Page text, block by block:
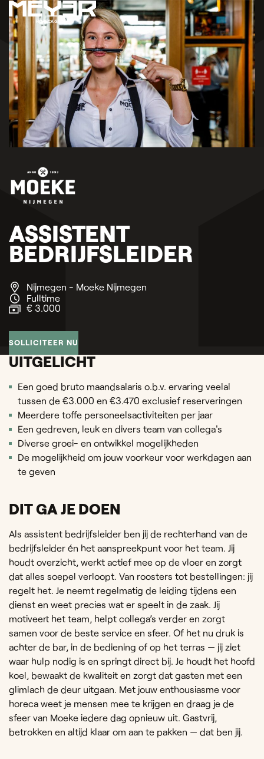
ASSISTENT
BEDRIJFSLEIDER
Nijmegen - Moeke Nijmegen
Fulltime
€ 3.000
SOLLICITEER NU
UITGELICHT
Een goed bruto maandsalaris o.b.v. ervaring veelal
tussen de €3.000 en €3.470 exclusief reserveringen
Meerdere toffe personeelsactiviteiten per jaar
Een gedreven, leuk en divers team van collega's
Diverse groei- en ontwikkel mogelijkheden
De mogelijkheid om jouw voorkeur voor werkdagen aan
te geven
DIT GA JE DOEN
Als assistent bedrijfsleider ben jij de rechterhand van de
bedrijfsleider én het aanspreekpunt voor het team. Jij
houdt overzicht, werkt actief mee op de vloer en zorgt
dat alles soepel verloopt. Van roosters tot bestellingen: jij
regelt het. Je neemt regelmatig de leiding tijdens een
dienst en weet precies wat er speelt in de zaak. Jij
motiveert het team, helpt collega’s verder en zorgt
samen voor de beste service en sfeer. Of het nu druk is
achter de bar, in de bediening of op het terras — jij ziet
waar hulp nodig is en springt direct bij. Je houdt het hoofd
koel, bewaakt de kwaliteit en zorgt dat gasten met een
glimlach de deur uitgaan. Met jouw enthousiasme voor
horeca weet je mensen mee te krijgen en draag je de
sfeer van Moeke iedere dag opnieuw uit. Gastvrij,
betrokken en altijd klaar om aan te pakken — dat ben jij.